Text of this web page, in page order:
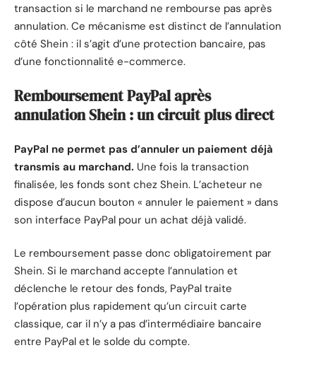
transaction si le marchand ne rembourse pas après
annulation. Ce mécanisme est distinct de l’annulation
côté Shein : il s’agit d’une protection bancaire, pas
d’une fonctionnalité e-commerce.
Remboursement PayPal après
annulation Shein : un circuit plus direct
PayPal ne permet pas d’annuler un paiement déjà
transmis au marchand. Une fois la transaction
finalisée, les fonds sont chez Shein. L’acheteur ne
dispose d’aucun bouton « annuler le paiement » dans
son interface PayPal pour un achat déjà validé.
Le remboursement passe donc obligatoirement par
Shein. Si le marchand accepte l’annulation et
déclenche le retour des fonds, PayPal traite
l’opération plus rapidement qu’un circuit carte
classique, car il n’y a pas d’intermédiaire bancaire
entre PayPal et le solde du compte.